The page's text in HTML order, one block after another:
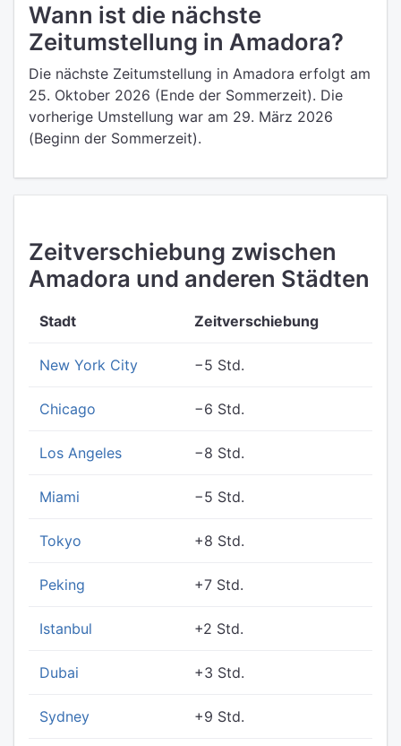
Wann ist die nächste
Zeitumstellung in Amadora?
Die nächste Zeitumstellung in Amadora erfolgt am
25. Oktober 2026 (Ende der Sommerzeit). Die
vorherige Umstellung war am 29. März 2026
(Beginn der Sommerzeit).
Zeitverschiebung zwischen
Amadora und anderen Städten
Stadt Zeitverschiebung
New York City −5 Std.
Chicago −6 Std.
Los Angeles −8 Std.
Miami −5 Std.
Tokyo +8 Std.
Peking +7 Std.
Istanbul +2 Std.
Dubai +3 Std.
Sydney +9 Std.